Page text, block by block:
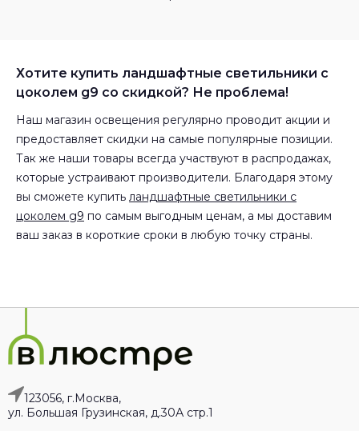
Хотите купить ландшафтные светильники с
цоколем g9 со скидкой? Не проблема!
Наш магазин освещения регулярно проводит акции и
предоставляет скидки на самые популярные позиции.
Так же наши товары всегда участвуют в распродажах,
которые устраивают производители. Благодаря этому
вы сможете купить ландшафтные светильники с
цоколем g9 по самым выгодным ценам, а мы доставим
ваш заказ в короткие сроки в любую точку страны.
123056, г.Москва,
ул. Большая Грузинская, д.30А стр.1